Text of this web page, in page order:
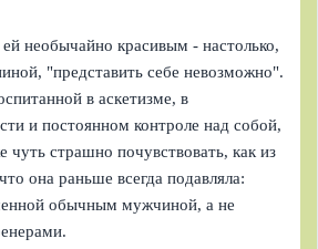
необычайно красивым - настолько,
"представить себе невозможно".
в аскетизме, в
и постоянном контроле над собой,
чуть страшно почувствовать, как из
она раньше всегда подавляла:
обычным мужчиной, а не